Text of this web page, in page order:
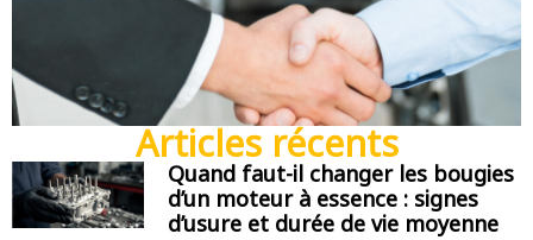
Articles récents
Quand faut-il changer les bougies
d’un moteur à essence : signes
d’usure et durée de vie moyenne